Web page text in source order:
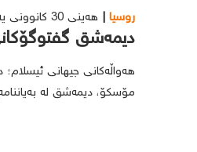
روسیا هەینی 30 کانوونی یەکەم 2022 - 15:51
دیمەشق
هەواڵەکانی جیهانی
مۆسکۆ، دیمەشق لە